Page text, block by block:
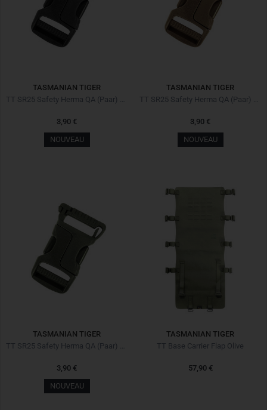
TASMANIAN TIGER
TT SR25 Safety Herma QA (Paar) black Noir
3,90 €
NOUVEAU
TASMANIAN TIGER
TT SR25 Safety Herma QA (Paar) coyote brown
3,90 €
NOUVEAU
TASMANIAN TIGER
3,90 €
NOUVEAU
TASMANIAN TIGER
TT Base Carrier Flap Olive
57,90 €